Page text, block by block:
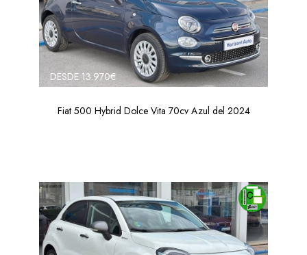
DESDE 13.970€
Fiat 500 Hybrid Dolce Vita 70cv Azul del 2024